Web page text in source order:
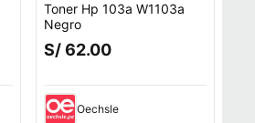
Toner Hp 103a W1103a
Negro
S/ 62.00
Oechsle